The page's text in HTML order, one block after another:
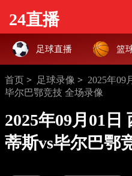
24直播
足球直播 篮
首页 > 足球录像 > 2025年09
毕尔巴鄂竞技 全场录像
2025年09月01日
蒂斯vs毕尔巴鄂